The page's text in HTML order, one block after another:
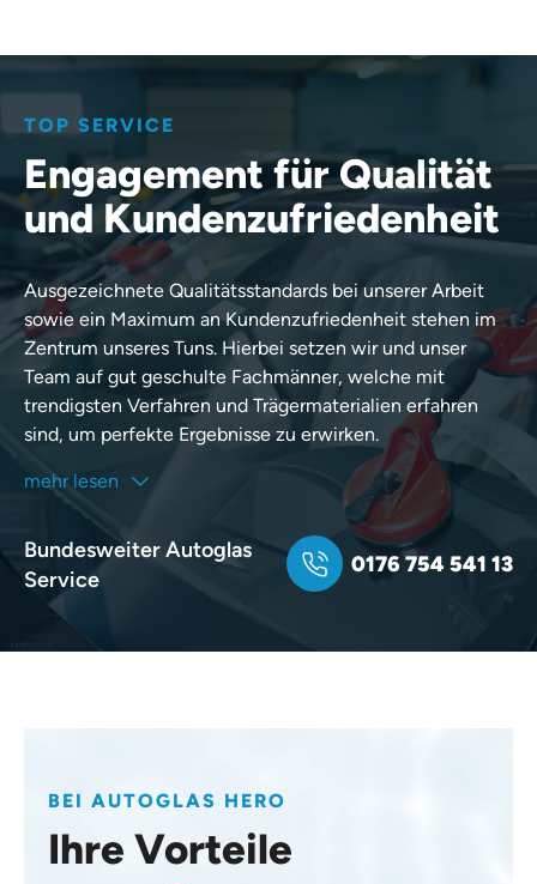
TOP SERVICE
Engagement für Qualität
und Kundenzufriedenheit
Ausgezeichnete Qualitätsstandards bei unserer Arbeit
sowie ein Maximum an Kundenzufriedenheit stehen im
Zentrum unseres Tuns. Hierbei setzen wir und unser
Team auf gut geschulte Fachmänner, welche mit
trendigsten Verfahren und Trägermaterialien erfahren
sind, um perfekte Ergebnisse zu erwirken.
mehr lesen
Bundesweiter Autoglas
Service
0176 754 541 13
BEI AUTOGLAS HERO
Ihre Vorteile